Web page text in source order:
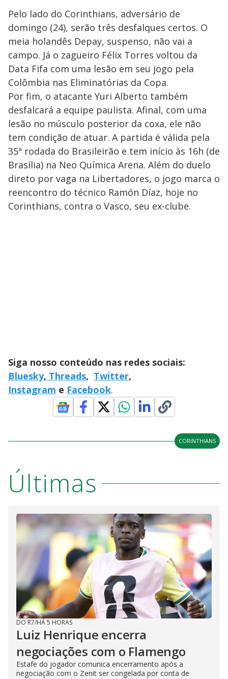
Pelo lado do Corinthians, adversário de
domingo (24), serão três desfalques certos. O
meia holandês Depay, suspenso, não vai a
campo. Já o zagueiro Félix Torres voltou da
Data Fifa com uma lesão em seu jogo pela
Colômbia nas Eliminatórias da Copa.
Por fim, o atacante Yuri Alberto também
desfalcará a equipe paulista. Afinal, com uma
lesão no músculo posterior da coxa, ele não
tem condição de atuar. A partida é válida pela
35ª rodada do Brasileirão e tem início às 16h (de
Brasília) na Neo Química Arena. Além do duelo
direto por vaga na Libertadores, o jogo marca o
reencontro do técnico Ramón Díaz, hoje no
Corinthians, contra o Vasco, seu ex-clube.
Siga nosso conteúdo nas redes sociais:
Bluesky, Threads, Twitter,
Instagram e Facebook.
CORINTHIANS
Últimas
DO R7/HÁ 5 HORAS
Luiz Henrique encerra
negociações com o Flamengo
Estafe do jogador comunica encerramento após a
negociação com o Zenit ser congelada por conta de